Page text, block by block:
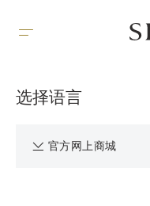
选择语言
官方网上商城